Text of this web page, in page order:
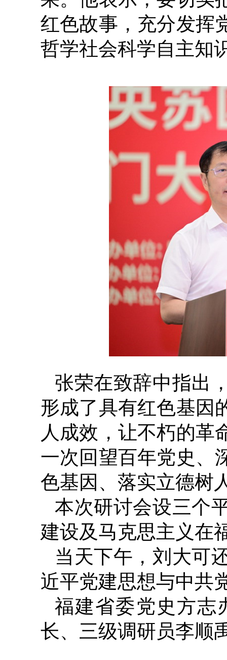
红色故事，充分发挥
哲学社会科学自主知
张荣在致辞中指出
形成了具有红色基因
人成效，让不朽的革
一次回望百年党史、
色基因、落实立德树
本次研讨会设三个
建设及马克思主义在
当天下午，刘大可
近平党建思想与中共
福建省委党史方志
长、三级调研员李顺